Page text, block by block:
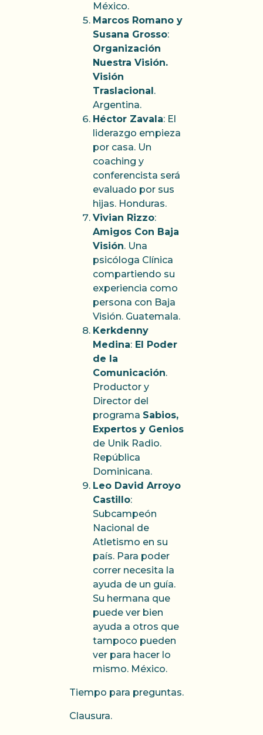
México.
Marcos Romano y
Susana Grosso:
Organización
Nuestra Visión.
Visión
Traslacional.
Argentina.
Héctor Zavala: El
liderazgo empieza
por casa. Un
coaching y
conferencista será
evaluado por sus
hijas. Honduras.
Vivian Rizzo:
Amigos Con Baja
Visión. Una
psicóloga Clínica
compartiendo su
experiencia como
persona con Baja
Visión. Guatemala.
Kerkdenny
Medina: El Poder
de la
Comunicación.
Productor y
Director del
programa Sabios,
Expertos y Genios
de Unik Radio.
República
Dominicana.
Leo David Arroyo
Castillo:
Subcampeón
Nacional de
Atletismo en su
país. Para poder
correr necesita la
ayuda de un guía.
Su hermana que
puede ver bien
ayuda a otros que
tampoco pueden
ver para hacer lo
mismo. México.
Tiempo para preguntas.
Clausura.